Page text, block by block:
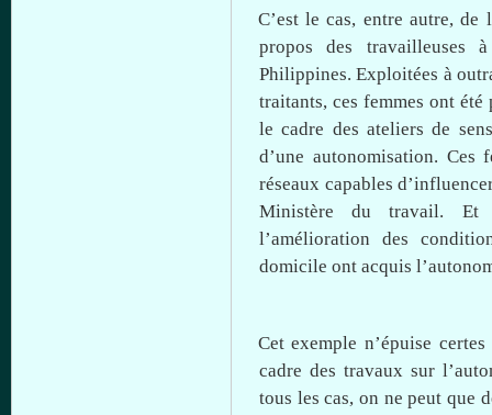
C’estlecas, entre autre, de
propos des travailleuses à
Philippines.Exploitées à
traitants,ces femmesont été
le cadre des ateliers de
d’une autonomisation. Ces
réseaux capables
Ministère du travail.
l’amélioration des
domicile ont acquis
Cet exemple n’épuise certes
cadre des travaux sur
tous lescas, on nepeut que